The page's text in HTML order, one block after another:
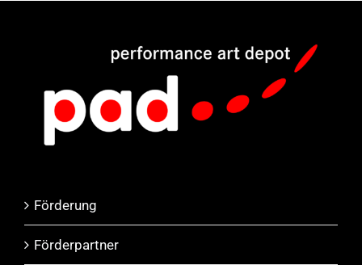
Förderung
Förderpartner